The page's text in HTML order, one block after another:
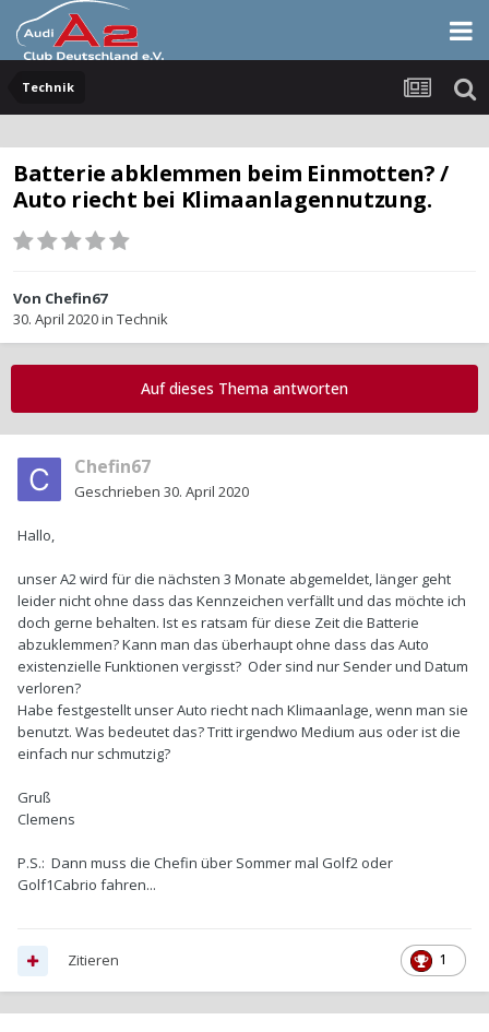
Technik
Batterie abklemmen beim Einmotten? /
Auto riecht bei Klimaanlagennutzung.
Von Chefin67
30. April 2020in Technik
Auf dieses Thema antworten
Chefin67
Geschrieben 30. April 2020
Hallo,
unser A2 wird für die nächsten 3 Monate abgemeldet, länger geht
leider nicht ohne dass das Kennzeichen verfällt und das möchte ich
doch gerne behalten. Ist es ratsam für diese Zeit die Batterie
abzuklemmen? Kann man das überhaupt ohne dass das Auto
existenzielle Funktionen vergisst? Oder sind nur Sender und Datum
verloren?
Habe festgestellt unser Auto riecht nach Klimaanlage, wenn man sie
benutzt. Was bedeutet das? Tritt irgendwo Medium aus oder ist die
einfach nur schmutzig?
Gruß
Clemens
P.S.: Dann muss die Chefin über Sommer mal Golf2 oder
Golf1Cabrio fahren...
1
Zitieren